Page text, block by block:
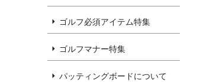
ゴルフ必須アイテム特集
ゴルフマナー特集
パッティングボードについて